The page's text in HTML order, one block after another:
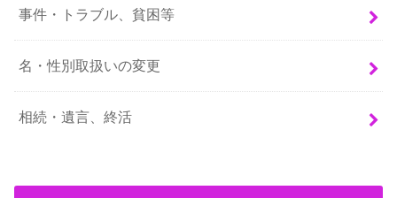
事件・トラブル、貧困等
名・性別取扱いの変更
相続・遺言、終活